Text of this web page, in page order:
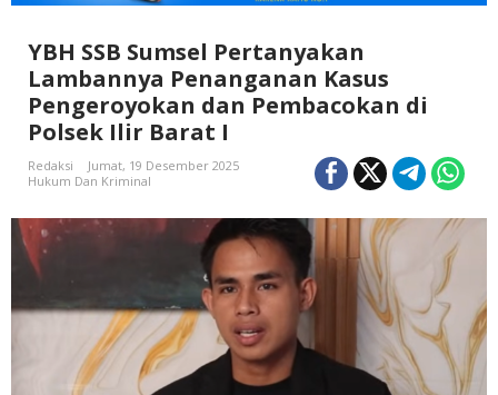
YBH SSB Sumsel Pertanyakan
Lambannya Penanganan Kasus
Pengeroyokan dan Pembacokan di
Polsek Ilir Barat I
Redaksi
Jumat, 19 Desember 2025
Hukum Dan Kriminal